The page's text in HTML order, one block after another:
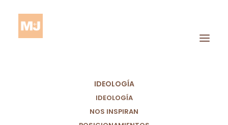
IDEOLOGÍA
IDEOLOGÍA
NOS INSPIRAN